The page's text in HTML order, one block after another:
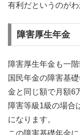
有利だというのがわ
障害厚生年金
障害厚生年金も一
国民年金の障害基
金と同じ額で月額6
障害等級1級の場合
になります。
この障害基礎年金